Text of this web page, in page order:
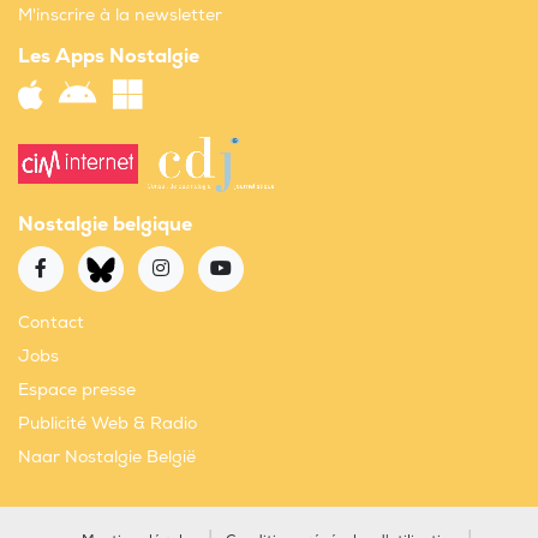
M'inscrire à la newsletter
Les Apps Nostalgie
Nostalgie belgique
Contact
Jobs
Espace presse
Publicité Web & Radio
Naar Nostalgie België